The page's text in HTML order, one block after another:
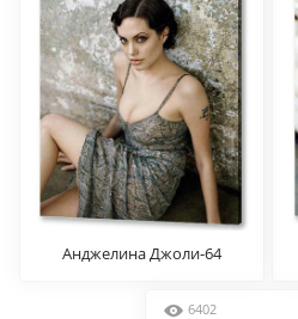
Анджелина Джоли-64
6402